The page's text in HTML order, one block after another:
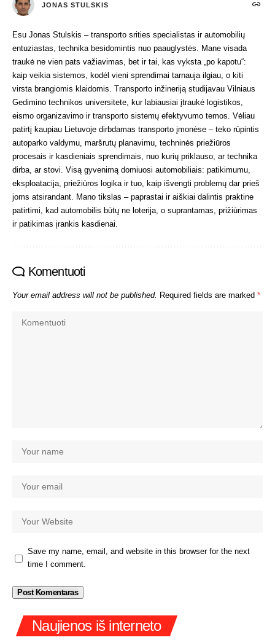
JONAS STULSKIS
Esu Jonas Stulskis – transporto srities specialistas ir automobilių
entuziastas, technika besidomintis nuo paauglystės. Mane visada
traukė ne vien pats važiavimas, bet ir tai, kas vyksta „po kapotu“:
kaip veikia sistemos, kodėl vieni sprendimai tarnauja ilgiau, o kiti
virsta brangiomis klaidomis. Transporto inžineriją studijavau Vilniaus
Gedimino technikos universitete, kur labiausiai įtraukė logistikos,
eismo organizavimo ir transporto sistemų efektyvumo temos. Vėliau
patirtį kaupiau Lietuvoje dirbdamas transporto įmonėse – teko rūpintis
autoparko valdymu, maršrutų planavimu, techninės priežiūros
procesais ir kasdieniais sprendimais, nuo kurių priklauso, ar technika
dirba, ar stovi. Visą gyvenimą domiuosi automobiliais: patikimumu,
eksploatacija, priežiūros logika ir tuo, kaip išvengti problemų dar prieš
joms atsirandant. Mano tikslas – paprastai ir aiškiai dalintis praktine
patirtimi, kad automobilis būtų ne loterija, o suprantamas, prižiūrimas
ir patikimas įrankis kasdienai.
Komentuoti
Your email address will not be published. Required fields are marked *
Save my name, email, and website in this browser for the next
time I comment.
Naujienos iš interneto